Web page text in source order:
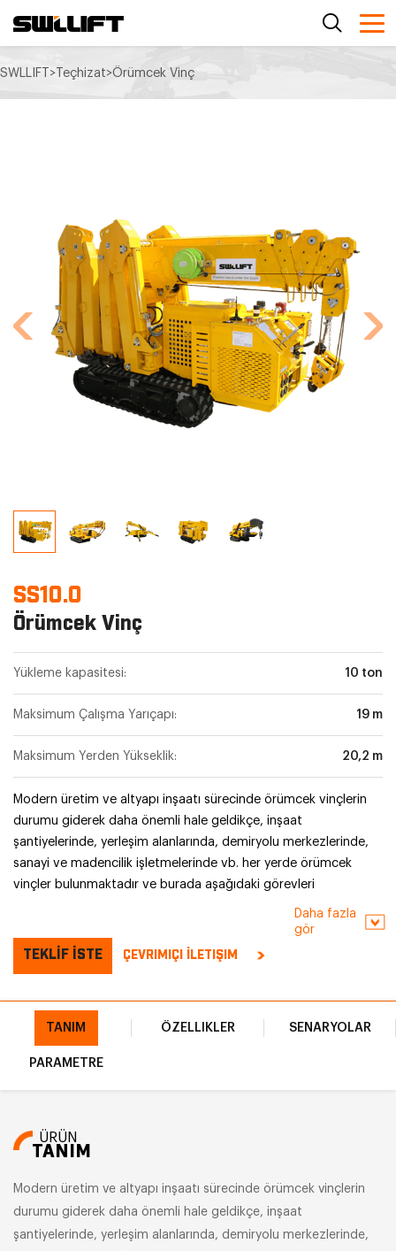
SWLLIFT>Teçhizat>Örümcek Vinç
SS10.0
Örümcek Vinç
Yükleme kapasitesi: 10 ton
Maksimum Çalışma Yarıçapı: 19 m
Maksimum Yerden Yükseklik: 20,2 m
Modern üretim ve altyapı inşaatı sürecinde örümcek vinçlerin
durumu giderek daha önemli hale geldikçe, inşaat
şantiyelerinde, yerleşim alanlarında, demiryolu merkezlerinde,
sanayi ve madencilik işletmelerinde vb. her yerde örümcek
vinçler bulunmaktadır ve burada aşağıdaki görevleri
üstlenmektedirler: malzeme taşıma ve ekipman kurulumunda
kullanılır ve büyük vinçlerde yaygın olarak kullanılır.
Konuşlandırıldığı dar alana girmek imkansızdır.
Daha fazla
gör
TEKLİF İSTE ÇEVRIMIÇI İLETIŞIM
TANIM ÖZELLIKLER SENARYOLAR
PARAMETRE
ÜRÜN
TANIM
Modern üretim ve altyapı inşaatı sürecinde örümcek vinçlerin
durumu giderek daha önemli hale geldikçe, inşaat
şantiyelerinde, yerleşim alanlarında, demiryolu merkezlerinde,